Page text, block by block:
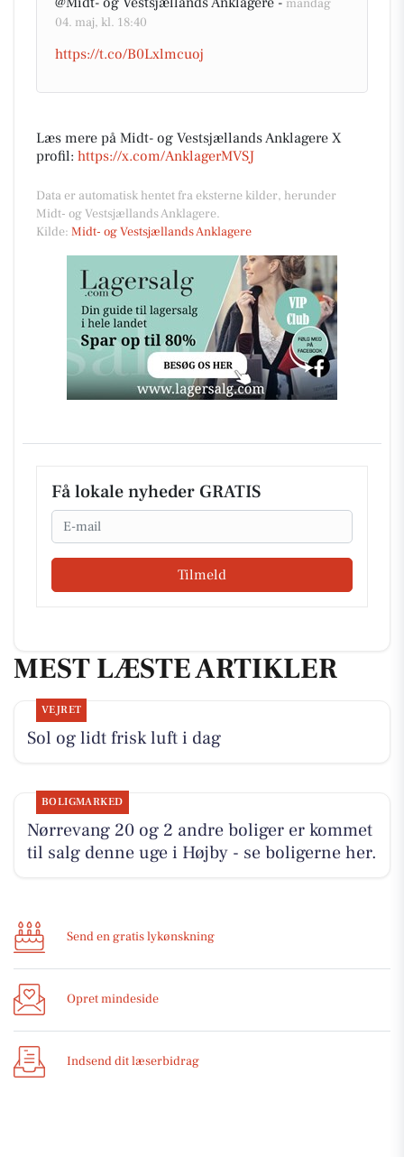
mandag
04. maj, kl. 18:40
https://t.co/B0Lxlmcuoj
Læs mere på Midt- og Vestsjællands Anklagere X
profil: https://x.com/AnklagerMVSJ
Data er automatisk hentet fra eksterne kilder, herunder
Midt- og Vestsjællands Anklagere.
Kilde: Midt- og Vestsjællands Anklagere
Få lokale nyheder GRATIS
Email
Tilmeld
MEST LÆSTE ARTIKLER
VEJRET
Sol og lidt frisk luft i dag
BOLIGMARKED
Nørrevang 20 og 2 andre boliger er kommet
til salg denne uge i Højby - se boligerne her.
Send en gratis lykønskning
Opret mindeside
Indsend dit læserbidrag